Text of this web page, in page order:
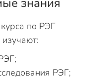
по РЭГ
РЭГ;